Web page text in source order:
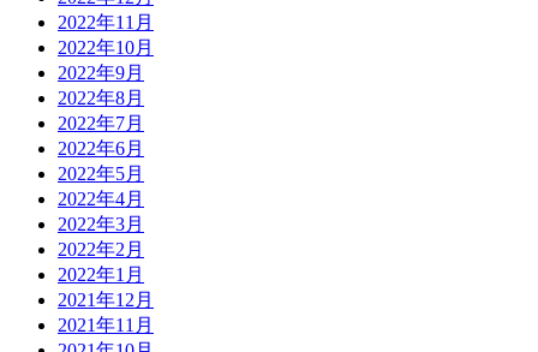
2022年11月
2022年10月
2022年9月
2022年8月
2022年7月
2022年6月
2022年5月
2022年4月
2022年3月
2022年2月
2022年1月
2021年12月
2021年11月